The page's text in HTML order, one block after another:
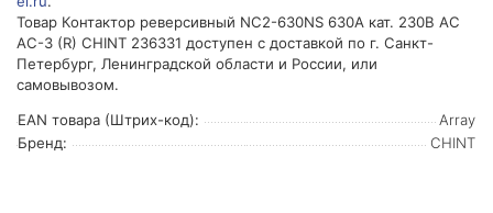
Товар Контактор реверсивный NC2-630NS 630А кат. 230В AC
AC-3 (R) CHINT 236331 доступен с доставкой по г. Санкт-
Петербург, Ленинградской области и России, или
самовывозом.
EAN товара (Штрих-код):
Array
Бренд:
CHINT